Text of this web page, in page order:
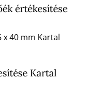
értékesítése
x 40 mm Kartal
Kartal